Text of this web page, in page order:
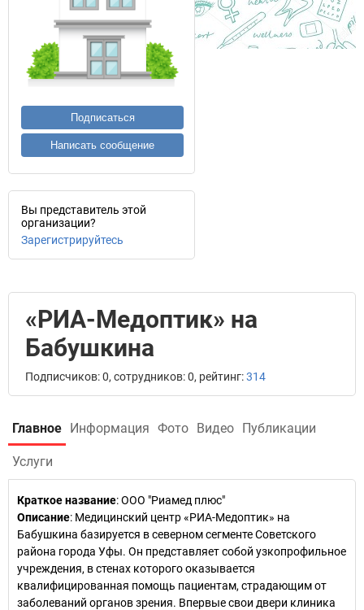
Подписаться
Написать сообщение
Вы представитель этой
организации?
Зарегистрируйтесь
«РИА-Медоптик» на
Бабушкина
Подписчиков: 0, сотрудников: 0, рейтинг:314
Главное Информация Фото Видео Публикации
Услуги
Краткое название:ООО "Риамед плюс"
Описание: Медицинский центр «РИА-Медоптик» на
Бабушкина базируется в северном сегменте Советского
района города Уфы. Он представляет собой узкопрофильное
учреждения, в стенах которого оказывается
квалифицированная помощь пациентам, страдающим от
заболеваний органов зрения. Впервые свои двери клиника